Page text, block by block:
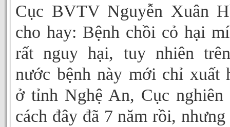
Cục BVTV Nguyễn Xuân
cho hay: Bệnh chồi cỏ hại
rất nguy hại, tuy nhiên
nước bệnh này mới chỉ xuất
ở tỉnh Nghệ An, Cục nghiên
cách đây đã 7 năm rồi, nhưng